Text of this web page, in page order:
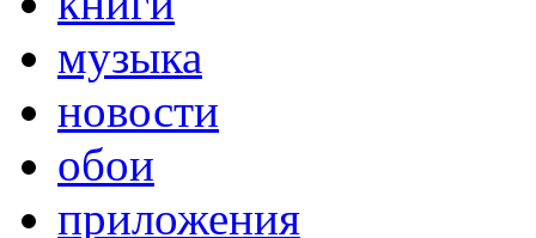
музыка
новости
обои
приложения